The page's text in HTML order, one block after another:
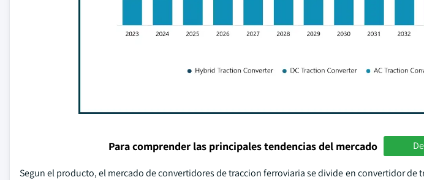
Para comprender las principales tendencias del mercado
Segun el producto, el mercado de convertidores de traccion ferroviaria se divide en convertidor de